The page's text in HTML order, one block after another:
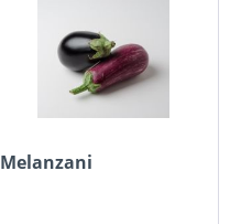
Melanzani